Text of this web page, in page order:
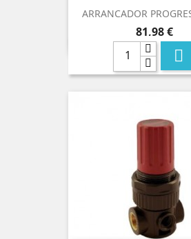
ARRANCADOR
Precio
81,98 €
